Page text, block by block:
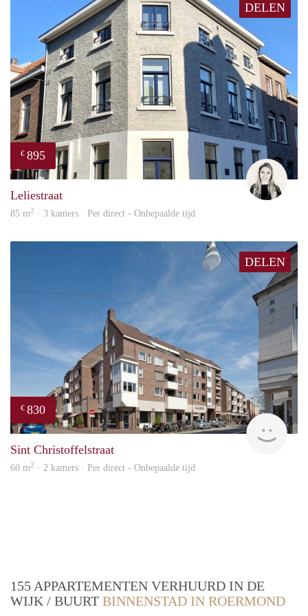
DELEN
€ 895
Fleur
Leliestraat
85 m2 · 3 kamers · Per direct - Onbepaalde tijd
DELEN
€ 830
Sint Christoffelstraat
60 m2 · 2 kamers · Per direct - Onbepaalde tijd
155 APPARTEMENTEN VERHUURD IN DE
WIJK / BUURT BINNENSTAD IN ROERMOND